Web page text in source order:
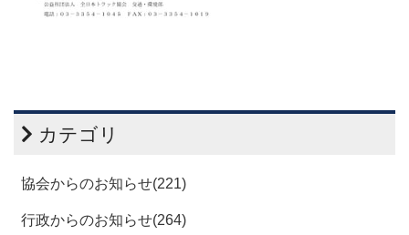
カテゴリ
協会からのお知らせ(221)
行政からのお知らせ(264)